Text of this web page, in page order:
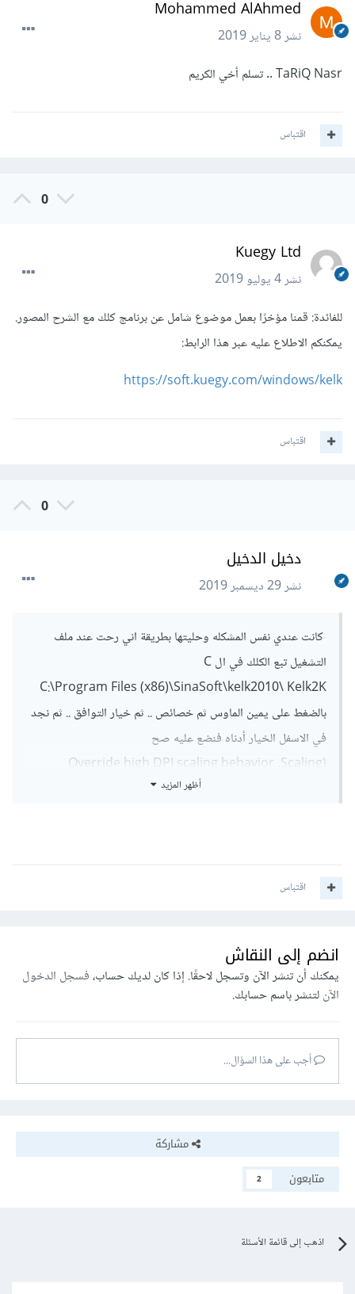
Mohammed AlAhmed
نشر8 يناير 2019
TaRiQ Nasr .. تسلم أخي الكريم
اقتباس
0
Kuegy Ltd
نشر4 يوليو 2019
للفائدة: قمنا مؤخرًا بعمل موضوع شامل عن برنامج كلك مع الشرح المصور.
يمكنكم الاطلاع عليه عبر هذا الرابط:
https://soft.kuegy.com/windows/kelk
اقتباس
0
دخيل الدخيل
نشر29 ديسمبر 2019
كانت عندي نفس المشكله وحليتها بطريقة اني رحت عند ملف
التشغيل تبع الكلك في ال C
C:\Program Files (x86)\SinaSoft\kelk2010\ Kelk2K
بالضغط على يمين الماوس ثم خصائص .. ثم خيار التوافق .. ثم نجد
في الاسفل الخيار أدناه فنضع عليه صح
(Override high DPI scaling behavior .Scaling
مية بالمية حيشتغل
أظهر المزيد
اقتباس
انضم إلى النقاش
يمكنك أن تنشر الآن وتسجل لاحقًا. إذا كان لديك حساب،فسجل الدخول
الآنلتنشر باسم حسابك.
أجب على هذا السؤال...
مشاركة
متابعون
2
اذهب إلى قائمة الأسئلة